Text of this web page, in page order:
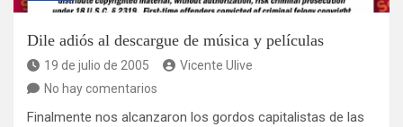
Dile adiós al descargue de música y películas
19 de julio de 2005
Vicente Ulive
No hay comentarios
Finalmente nos alcanzaron los gordos capitalistas de las